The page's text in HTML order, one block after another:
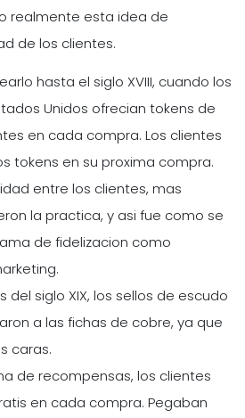
realmente esta idea de
de los clientes.
hasta el siglo XVIII, cuando los
Unidos ofrecian tokens de
en cada compra. Los clientes
tokens en su proxima compra.
entre los clientes, mas
la practica, y asi fue como se
de fidelizacion como
del siglo XIX, los sellos de escudo
a las fichas de cobre, ya que
caras.
de recompensas, los clientes
en cada compra. Pegaban